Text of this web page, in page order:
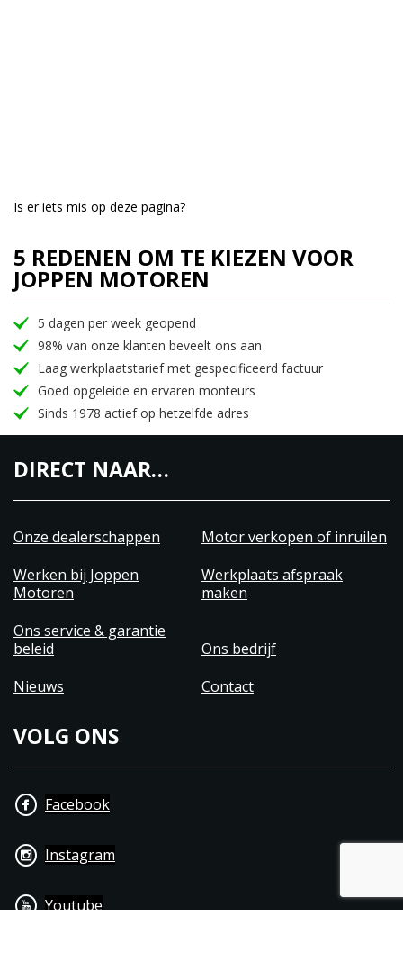
Is er iets mis op deze pagina?
5 REDENEN OM TE KIEZEN VOOR
JOPPEN MOTOREN
5 dagen per week geopend
98% van onze klanten beveelt ons aan
Laag werkplaatstarief met gespecificeerd factuur
Goed opgeleide en ervaren monteurs
Sinds 1978 actief op hetzelfde adres
DIRECT NAAR…
Onze dealerschappen
Motor verkopen of inruilen
Werken bij Joppen
Motoren
Werkplaats afspraak
maken
Ons service & garantie
beleid
Ons bedrijf
Nieuws
Contact
VOLG ONS
Facebook
Instagram
Youtube